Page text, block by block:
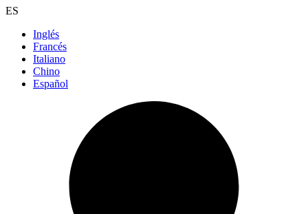
ES
Inglés
Francés
Italiano
Chino
Español